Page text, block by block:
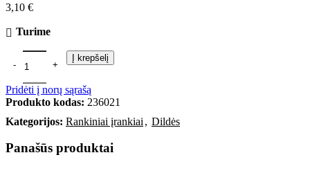
3,10 €
Turime
Į krepšelį
Pridėti į norų sąrašą
Produkto kodas: 236021
Kategorijos: Rankiniai įrankiai , Dildės
Panašūs produktai